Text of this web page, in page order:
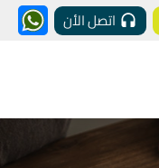
اتصل الأن